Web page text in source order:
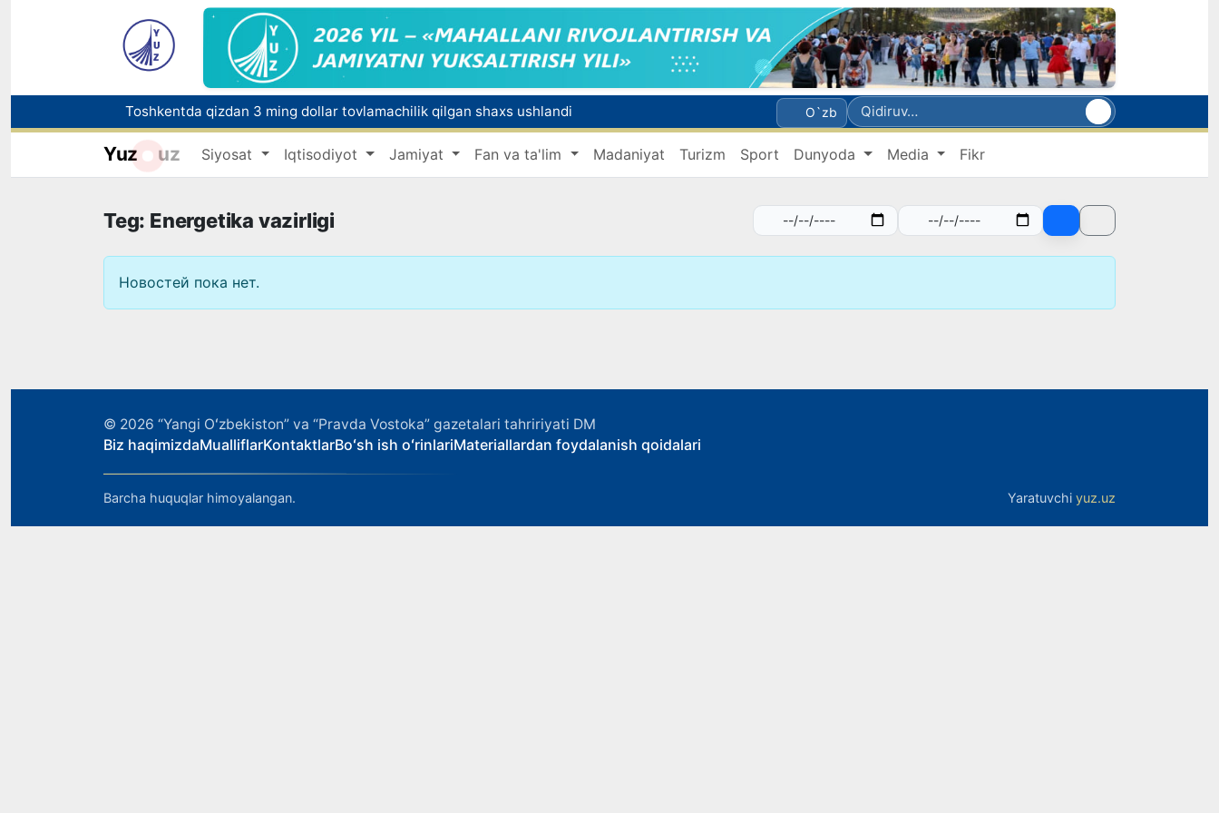
Toshkentda qizdan 3 ming dollar tovlamachilik qilgan shaxs ushlandi
Jizzaxda «Yangi O‘zbekiston» va «Pravda Vostoka» gazetalarari kunlari o‘tkazildi
Uchqo‘rg‘onda Norin daryosi bo‘yida yangi ekoturizm maskani barpo etiladi
O`zb
Yuz uz Siyosat Iqtisodiyot Jamiyat Fan va ta'lim Madaniyat Turizm Sport Dunyoda Media Fikr
Teg: Energetika vazirligi
Новостей пока нет.
© 2026 “Yangi Oʻzbekiston” va “Pravda Vostoka” gazetalari tahririyati DM
Biz haqimizdaMualliflarKontaktlarBoʻsh ish oʻrinlariMateriallardan foydalanish qoidalari
Barcha huquqlar himoyalangan. Yaratuvchi yuz.uz